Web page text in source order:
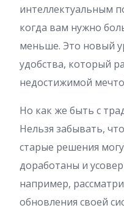
интеллектуальным
когда вам нужно
меньше. Это новый
удобства, который
недостижимой
Но как же быть с
Нельзя забывать,
старые решения
доработаны и
например,
обновления своей